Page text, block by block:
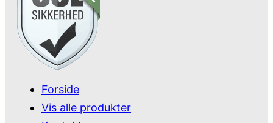
Forside
Vis alle produkter